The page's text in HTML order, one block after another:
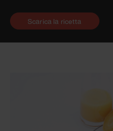
Scarica la ricetta